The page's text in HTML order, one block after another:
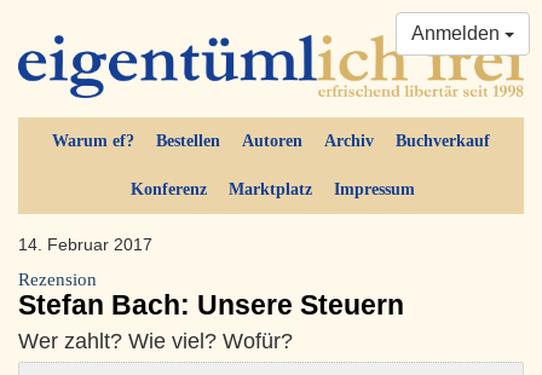
Warum ef? Bestellen Autoren Archiv Buchverkauf
Konferenz Marktplatz Impressum
Anmelden
14. Februar 2017
Rezension
Stefan Bach: Unsere Steuern
Wer zahlt? Wie viel? Wofür?